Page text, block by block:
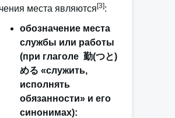
места являются [3]:
обозначение места
службы или работы
(при глаголе 勤(つと)
める «служить,
исполнять
обязанности» и его
синонимах):